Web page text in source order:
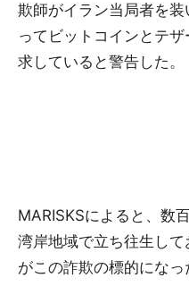
欺師がイラン当局者を
ってビットコインとテ
求していると警告した。
MARISKSによると、数
湾岸地域で立ち往生し
がこの詐欺の標的になっ